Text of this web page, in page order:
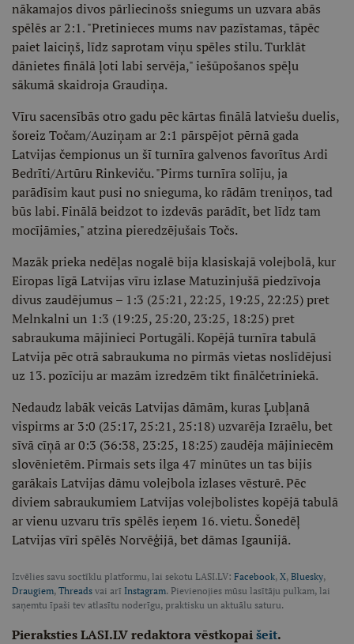
nākamajos divos pārliecinošs sniegums un uzvara abās
spēlēs ar 2:1. "Pretinieces mums nav pazīstamas, tāpēc
paiet laiciņš, līdz saprotam viņu spēles stilu. Turklāt
dānietes finālā ļoti labi servēja," iešūpošanos spēļu
sākumā skaidroja Graudiņa.
Vīru sacensībās otro gadu pēc kārtas finālā latviešu duelis,
šoreiz Točam/Auziņam ar 2:1 pārspējot pērnā gada
Latvijas čempionus un šī turnīra galvenos favorītus Ardi
Bedrīti/Artūru Rinkeviču. "Pirms turnīra solīju, ja
parādīsim kaut pusi no snieguma, ko rādām treniņos, tad
būs labi. Finālā beidzot to izdevās parādīt, bet līdz tam
mocījāmies," atzina pieredzējušais Točs.
Mazāk prieka nedēļas nogalē bija klasiskajā volejbolā, kur
Eiropas līgā Latvijas vīru izlase Matuzinjušā piedzīvoja
divus zaudējumus – 1:3 (25:21, 22:25, 19:25, 22:25) pret
Melnkalni un 1:3 (19:25, 25:20, 23:25, 18:25) pret
sabraukuma mājinieci Portugāli. Kopējā turnīra tabulā
Latvija pēc otrā sabraukuma no pirmās vietas noslīdējusi
uz 13. pozīciju ar mazām izredzēm tikt finālčetriniekā.
Nedaudz labāk veicās Latvijas dāmām, kuras Ļubļanā
vispirms ar 3:0 (25:17, 25:21, 25:18) uzvarēja Izraēlu, bet
sīvā cīņā ar 0:3 (36:38, 23:25, 18:25) zaudēja mājiniecēm
slovēnietēm. Pirmais sets ilga 47 minūtes un tas bijis
garākais Latvijas dāmu volejbola izlases vēsturē. Pēc
diviem sabraukumiem Latvijas volejbolistes kopējā tabulā
ar vienu uzvaru trīs spēlēs ieņem 16. vietu. Šonedēļ
Latvijas vīri spēlēs Norvēģijā, bet dāmas Igaunijā.
Izvēlies savu soctīklu platformu, lai sekotu LASI.LV: Facebook, X, Bluesky,
Draugiem, Threads vai arī Instagram. Pievienojies mūsu lasītāju pulkam, lai
saņemtu īpaši tev atlasītu noderīgu, praktisku un aktuālu saturu.
Pieraksties LASI.LV redaktora vēstkopaišeit.